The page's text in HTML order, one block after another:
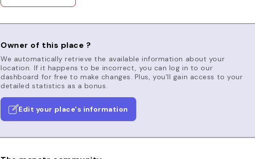
Owner of this place ?
We automatically retrieve the available information about your
location. If it happens to be incorrect, you can log in to our
dashboard for free to make changes. Plus, you'll gain access to your
detailed statistics as a bonus.
Edit your place's information